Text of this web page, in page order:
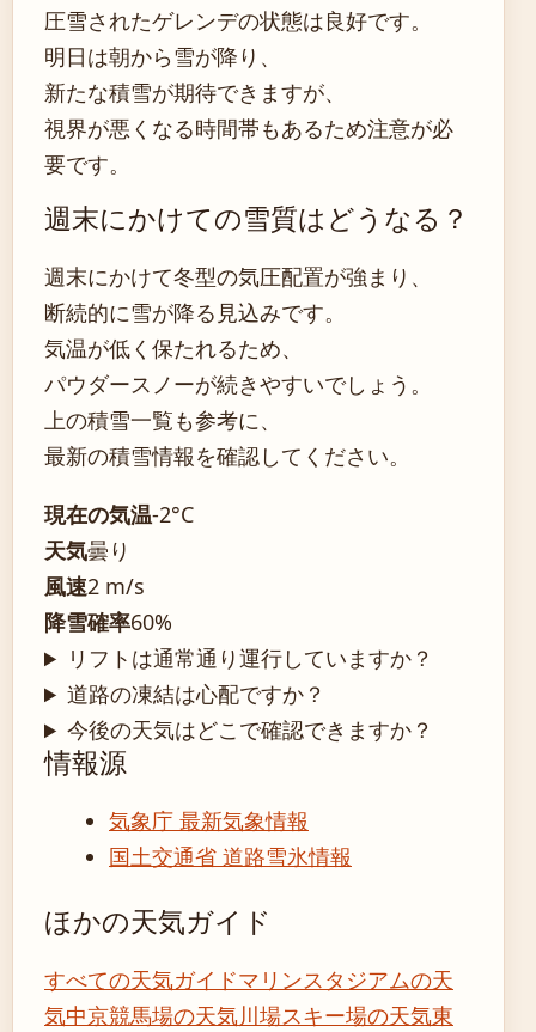
圧雪されたゲレンデの状態は良好です。
明日は朝から雪が降り、
新たな積雪が期待できますが、
視界が悪くなる時間帯もあるため注意が必
要です。
週末にかけての雪質はどうなる？
週末にかけて冬型の気圧配置が強まり、
断続的に雪が降る見込みです。
気温が低く保たれるため、
パウダースノーが続きやすいでしょう。
上の積雪一覧も参考に、
最新の積雪情報を確認してください。
現在の気温-2°C
天気曇り
風速2 m/s
降雪確率60%
リフトは通常通り運行していますか？
道路の凍結は心配ですか？
今後の天気はどこで確認できますか？
情報源
気象庁 最新気象情報
国土交通省 道路雪氷情報
ほかの天気ガイド
すべての天気ガイドマリンスタジアムの天
気中京競馬場の天気川場スキー場の天気東